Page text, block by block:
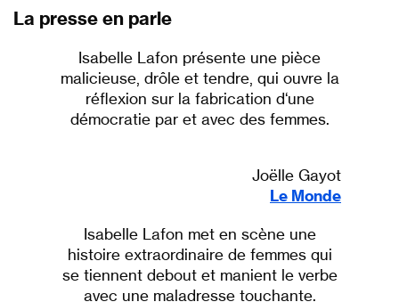
La presse en parle
Isabelle Lafon présente une pièce
malicieuse, drôle et tendre, qui ouvre la
réflexion sur la fabrication d‘une
démocratie par et avec des femmes.
Joëlle Gayot
Le Monde
Isabelle Lafon met en scène une
histoire extraordinaire de femmes qui
se tiennent debout et manient le verbe
avec une maladresse touchante.